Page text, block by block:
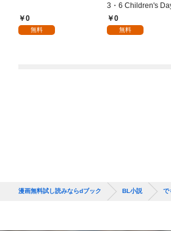
0
無料
3・6 Children's
r You〜［分冊版1］
0
無料
漫画無料試し読みならdブック BL小説 で